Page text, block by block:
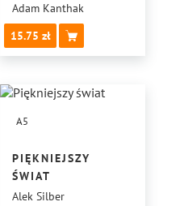
Adam Kanthak
15.75
A5
PIĘKNIEJSZY
ŚWIAT
Alek Silber